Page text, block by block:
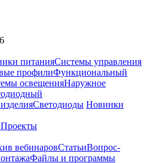
питанияСистемы управления
профилиФункциональный
освещенияНаружное
Светодиоды Новинки
Проекты
вебинаровСтатьиВопрос-
Файлы и программы